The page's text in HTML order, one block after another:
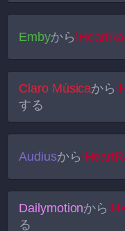
Embyから
Claro Músicaから
する
Audiusから
Dailymotionから
る